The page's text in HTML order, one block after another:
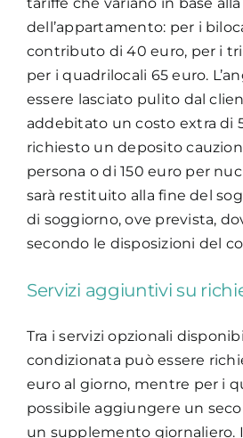
dell’appartamento: per i
contributo di 40 euro, per i
per i quadrilocali 65 euro.
essere lasciato pulito dal
addebitato un costo extra di
richiesto un deposito
persona o di 150 euro per
sarà restituito alla fine del
di soggiorno, ove prevista,
secondo le disposizioni del
Servizi aggiuntivi su
Tra i servizi opzionali
condizionata può essere
euro al giorno, mentre per i
possibile aggiungere un
un supplemento giornaliero.